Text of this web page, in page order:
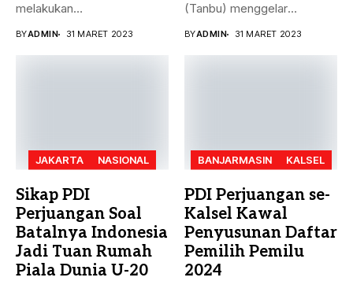
melakukan
BYADMIN 31 MARET 2023
(Tanbu) menggelar
BYADMIN 31 MARET 2023
JAKARTA NASIONAL
Sikap PDI
Perjuangan Soal
Batalnya Indonesia
Jadi Tuan Rumah
Piala Dunia U-20
BANJARMASIN KALSEL
PDI Perjuangan se-
Kalsel Kawal
Penyusunan Daftar
Pemilih Pemilu
2024